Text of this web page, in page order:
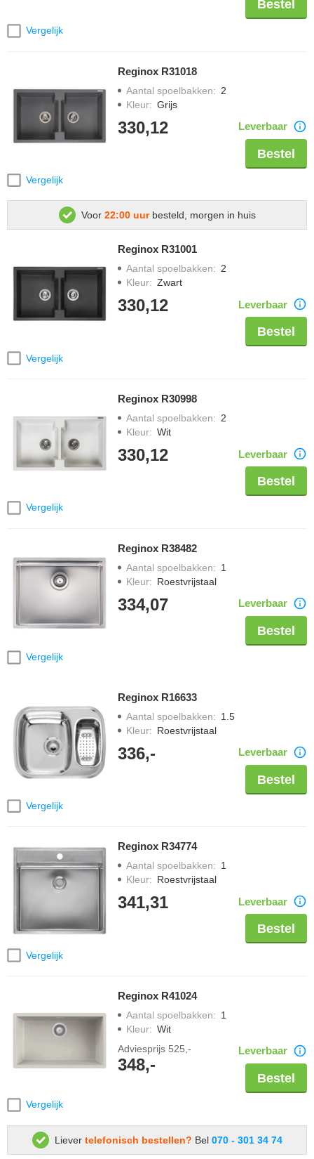
Vergelijk
Bestel
Vergelijk
Reginox R31018
Aantal spoelbakken: 2
Kleur: Grijs
330,12 Leverbaar
Bestel
Voor 22:00 uurbesteld, morgen in huis
Vergelijk
Reginox R31001
Aantal spoelbakken: 2
Kleur: Zwart
330,12 Leverbaar
Bestel
Vergelijk
Reginox R30998
Aantal spoelbakken: 2
Kleur: Wit
330,12 Leverbaar
Bestel
Vergelijk
Reginox R38482
Aantal spoelbakken: 1
Kleur: Roestvrijstaal
334,07 Leverbaar
Bestel
Vergelijk
Reginox R16633
Aantal spoelbakken: 1.5
Kleur: Roestvrijstaal
336,- Leverbaar
Bestel
Vergelijk
Reginox R34774
Aantal spoelbakken: 1
Kleur: Roestvrijstaal
341,31 Leverbaar
Bestel
Vergelijk
Reginox R41024
Aantal spoelbakken: 1
Kleur: Wit
Adviesprijs 525,-
348,-
Leverbaar
Bestel
Liever telefonisch bestellen? Bel 070 - 301 34 74